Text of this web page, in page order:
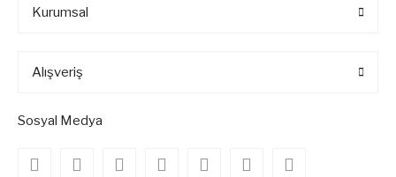
Kurumsal
Alışveriş
Sosyal Medya